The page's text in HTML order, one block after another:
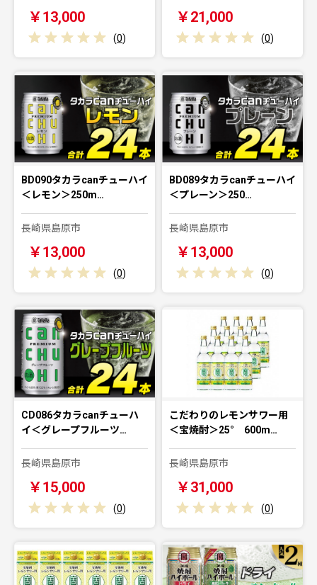
￥13,000
(0)
￥21,000
(0)
BD090タカラcanチューハイ
＜レモン＞250m…
長崎県島原市
￥13,000
(0)
BD089タカラcanチューハイ
＜プレーン＞250…
長崎県島原市
￥13,000
(0)
CD086タカラcanチューハ
イ＜グレープフルーツ…
長崎県島原市
￥15,000
(0)
こだわりのレモンサワー用
＜宝焼酎＞25° 600m…
長崎県島原市
￥31,000
(0)